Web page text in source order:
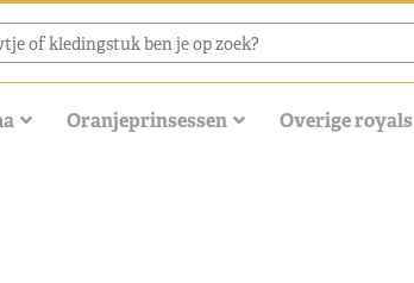
Oranjeprinsessen Overige royals